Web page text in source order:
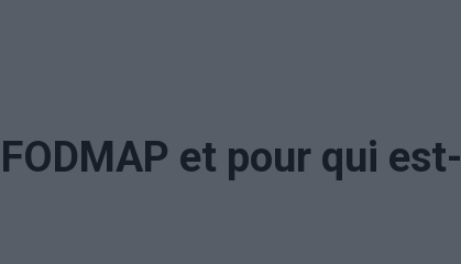
et pour qui est-